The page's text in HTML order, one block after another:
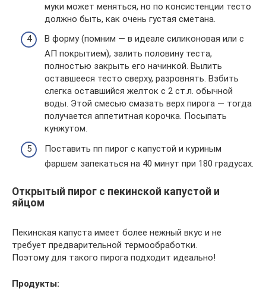
муки может меняться, но по консистенции тесто
должно быть, как очень густая сметана.
В форму (помним — в идеале силиконовая или с
АП покрытием), залить половину теста,
полностью закрыть его начинкой. Вылить
оставшееся тесто сверху, разровнять. Взбить
слегка оставшийся желток с 2 ст.л. обычной
воды. Этой смесью смазать верх пирога — тогда
получается аппетитная корочка. Посыпать
кунжутом.
Поставить пп пирог с капустой и куриным
фаршем запекаться на 40 минут при 180 градусах.
Открытый пирог с пекинской капустой и
яйцом
Пекинская капуста имеет более нежный вкус и не
требует предварительной термообработки.
Поэтому для такого пирога подходит идеально!
Продукты: